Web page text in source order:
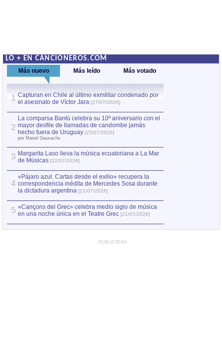
LO + EN CANCIONEROS.COM
Más nuevo Más leído Más votado
1 Capturan en Chile al último exmilitar condenado por
el asesinato de Víctor Jara [27/07/2026]
2
La comparsa Bantú celebra su 10º aniversario con el
mayor desfile de llamadas de candombe jamás
hecho fuera de Uruguay [25/07/2026]
por Manel Gausachs
3 Margarita Laso lleva la música ecuatoriana a La Mar
de Músicas [22/07/2026]
4
«Pájaro azul. Cartas desde el exilio» recupera la
correspondencia inédita de Mercedes Sosa durante
la dictadura argentina [21/07/2026]
5 «Cançons del Grec» celebra medio siglo de música
en una noche única en el Teatre Grec [21/07/2026]
PUBLICIDAD